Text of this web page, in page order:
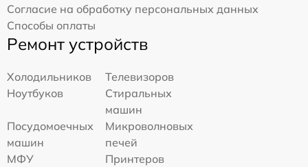
Согласие на обработку персональных данных
Способы оплаты
Ремонт устройств
Холодильников
Телевизоров
Ноутбуков
Стиральных
машин
Посудомоечных
машин
Микроволновых
печей
МФУ
Принтеров